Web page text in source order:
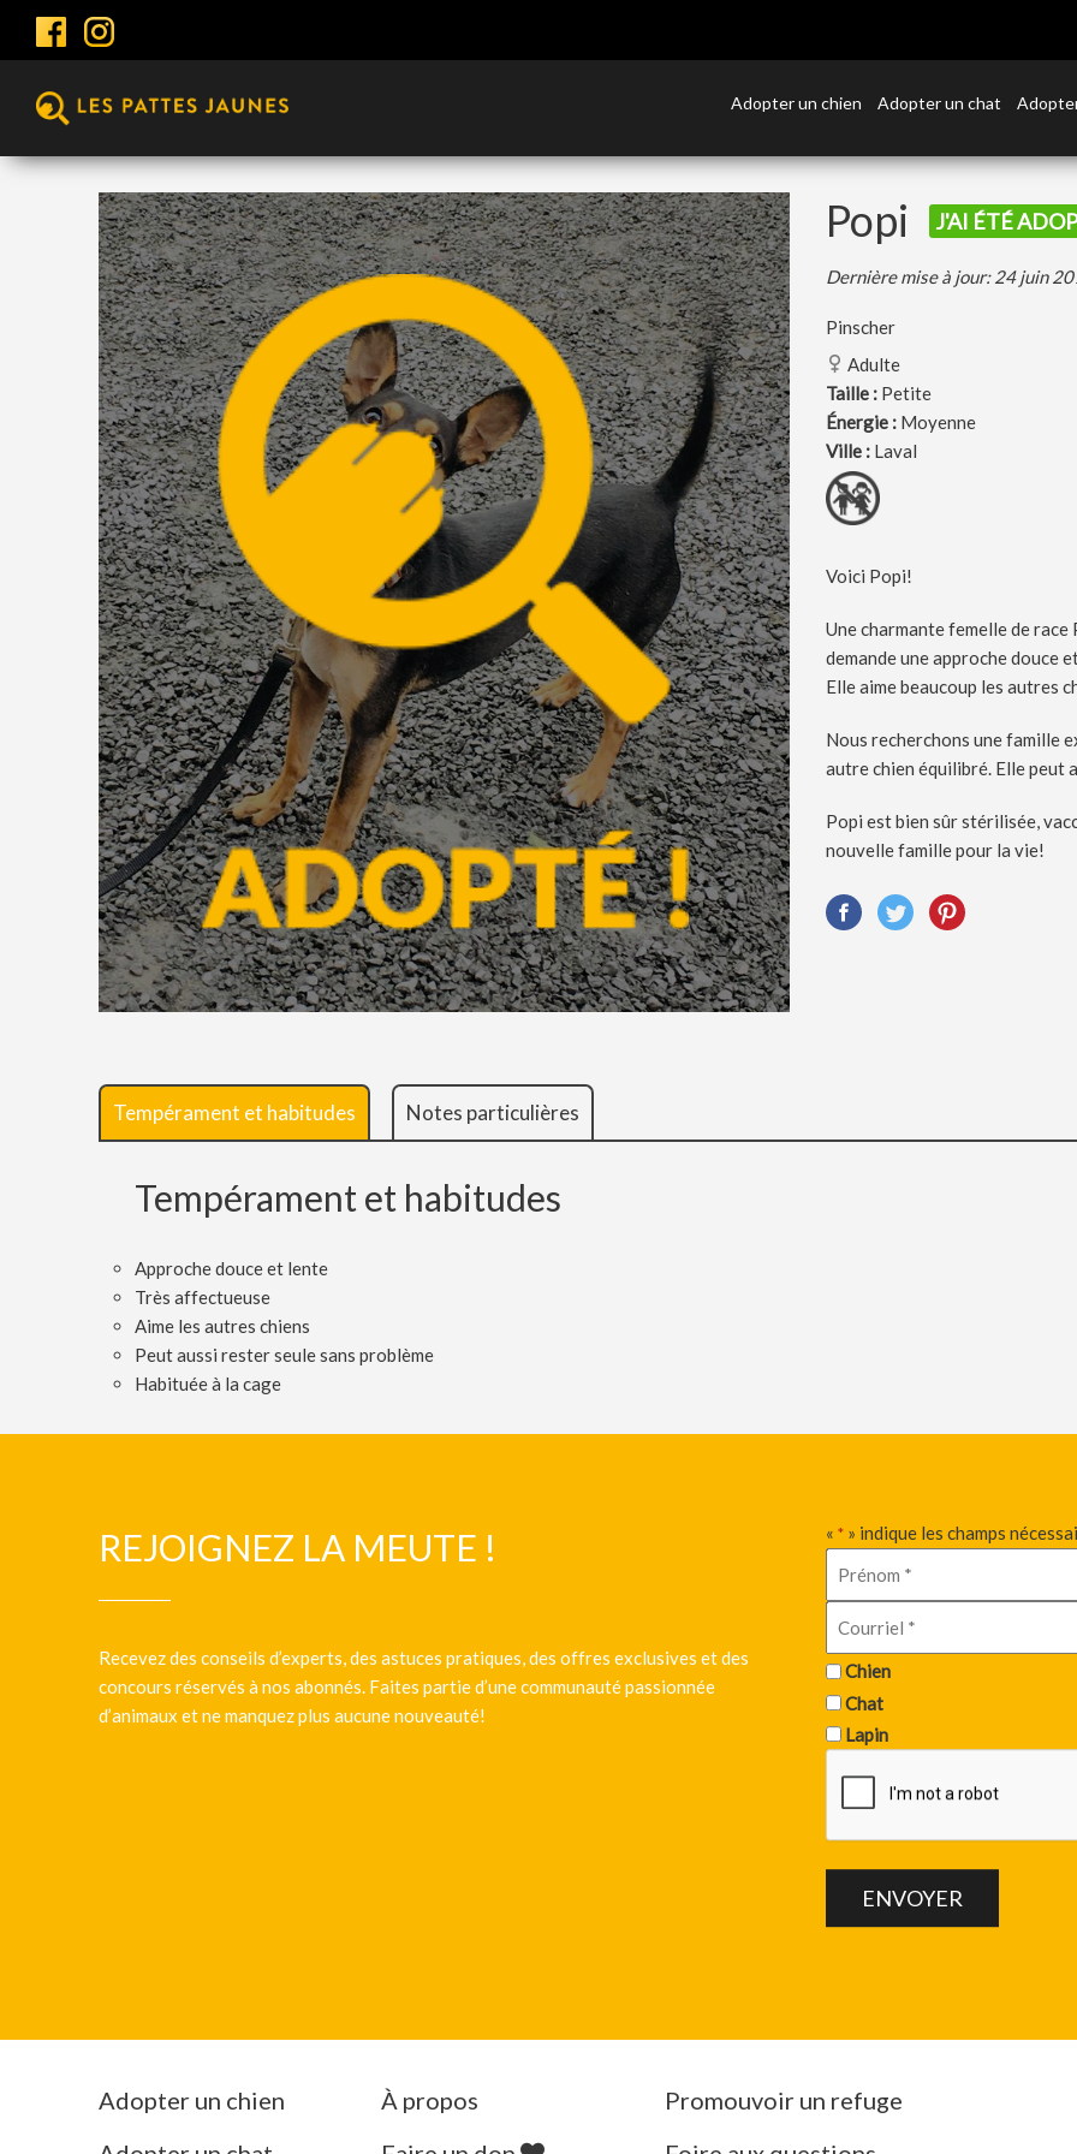
Adopter un chien Adopter un chat
Popi J'AI ÉTÉ
Dernière mise à jour: 24 juin
Pinscher
Adulte
Taille : Petite
Énergie : Moyenne
Ville : Laval
Voici Popi!
Une charmante femelle de
demande une approche douce
Elle aime beaucoup les autres
Nous recherchons une famille
autre chien équilibré. Elle peut
Popi est bien sûr stérilisée,
nouvelle famille pour la vie!
Tempérament et habitudes Notes particulières
Tempérament et habitudes
Approche douce et lente
Très affectueuse
Aime les autres chiens
Peut aussi rester seule sans problème
Habituée à la cage
REJOIGNEZ LA MEUTE !
Recevez des conseils d’experts, des astuces pratiques, des offres exclusives et des
concours réservés à nos abonnés. Faites partie d’une communauté passionnée
d’animaux et ne manquez plus aucune nouveauté!
« * » indique les champs
Chien
Chat
Lapin
Adopter un chien
À propos
Promouvoir un refuge